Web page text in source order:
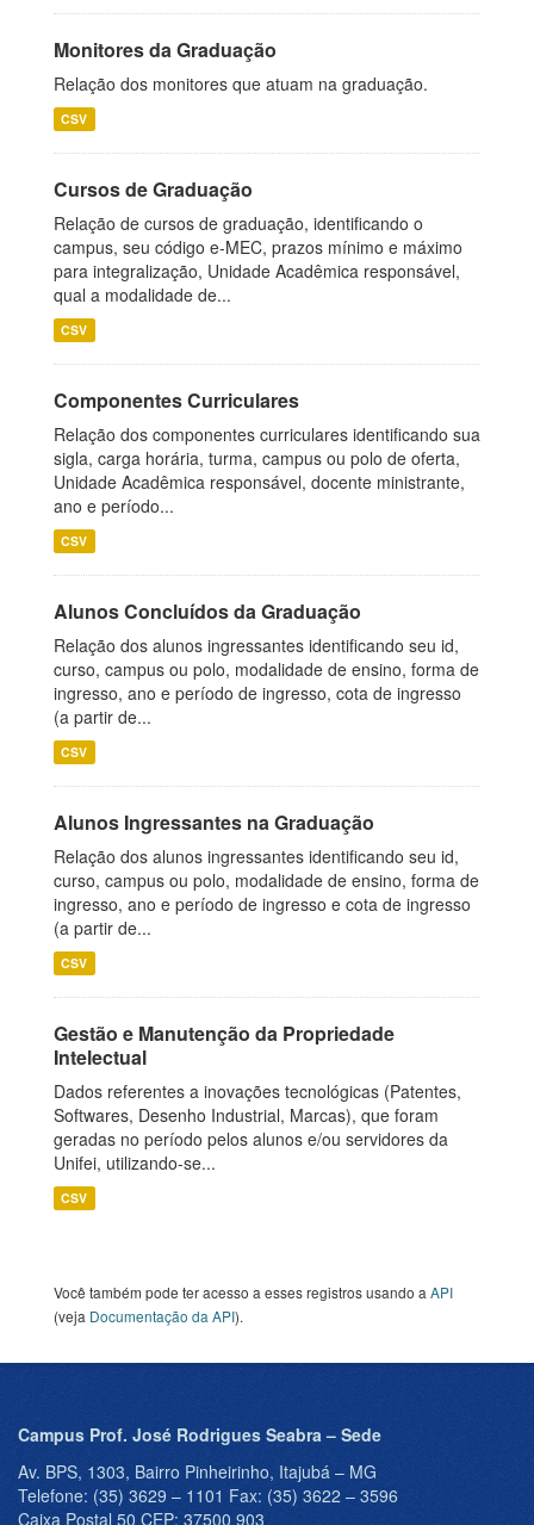
Monitores da Graduação
Relação dos monitores que atuam na graduação.
CSV
Cursos de Graduação
Relação de cursos de graduação, identificando o
campus, seu código e-MEC, prazos mínimo e máximo
para integralização, Unidade Acadêmica responsável,
qual a modalidade de...
CSV
Componentes Curriculares
Relação dos componentes curriculares identificando sua
sigla, carga horária, turma, campus ou polo de oferta,
Unidade Acadêmica responsável, docente ministrante,
ano e período...
CSV
Alunos Concluídos da Graduação
Relação dos alunos ingressantes identificando seu id,
curso, campus ou polo, modalidade de ensino, forma de
ingresso, ano e período de ingresso, cota de ingresso
(a partir de...
CSV
Alunos Ingressantes na Graduação
Relação dos alunos ingressantes identificando seu id,
curso, campus ou polo, modalidade de ensino, forma de
ingresso, ano e período de ingresso e cota de ingresso
(a partir de...
CSV
Gestão e Manutenção da Propriedade
Intelectual
Dados referentes a inovações tecnológicas (Patentes,
Softwares, Desenho Industrial, Marcas), que foram
geradas no período pelos alunos e/ou servidores da
Unifei, utilizando-se...
CSV
Você também pode ter acesso a esses registros usando a API
(veja Documentação da API).
Campus Prof. José Rodrigues Seabra – Sede
Av. BPS, 1303, Bairro Pinheirinho, Itajubá – MG
Telefone: (35) 3629 – 1101 Fax: (35) 3622 – 3596
Caixa Postal 50 CEP: 37500 903